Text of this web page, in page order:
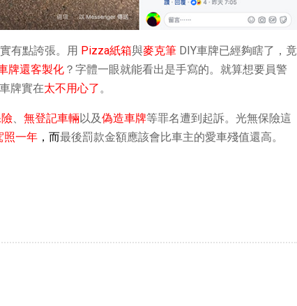
有點誇張。用 Pizza紙箱與麥克筆 DIY車牌已經夠瞎了，竟
牌還客製化 ？字體一眼就能看出是手寫的。就算想要員警
牌實在太不用心了。
、 無登記車輛以及偽造車牌等罪名遭到起訴。光無保險這
照一年 ，而最後罰款金額應該會比車主的愛車殘值還高。